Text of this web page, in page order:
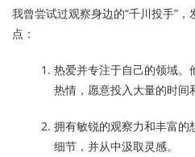
我曾尝试过观察身边的“千川投手”
点：
热爱并专注于自己的领域
热情，愿意投入大量的时间
拥有敏锐的观察力和丰富的
细节，并从中汲取灵感。